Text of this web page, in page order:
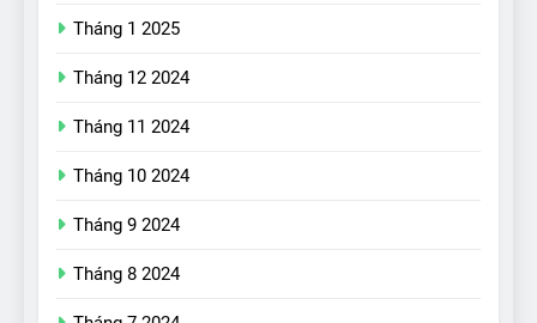
Tháng 1 2025
Tháng 12 2024
Tháng 11 2024
Tháng 10 2024
Tháng 9 2024
Tháng 8 2024